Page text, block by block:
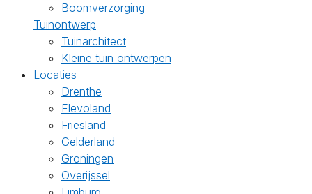
Boomverzorging
Tuinontwerp
Tuinarchitect
Kleine tuin ontwerpen
Locaties
Drenthe
Flevoland
Friesland
Gelderland
Groningen
Overijssel